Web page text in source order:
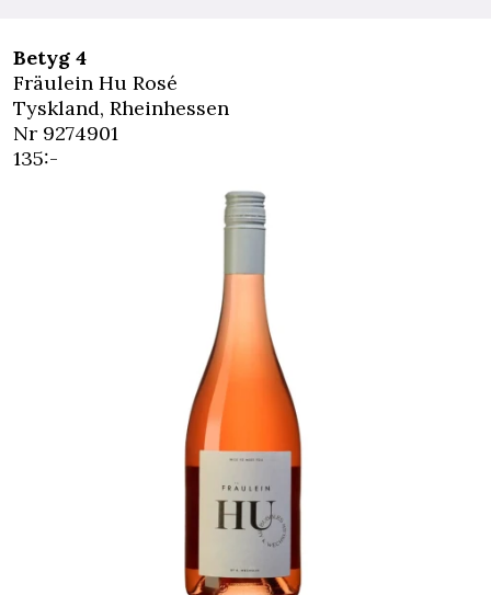
Betyg 4
Fräulein Hu Rosé
Tyskland, Rheinhessen
Nr 9274901
135:-